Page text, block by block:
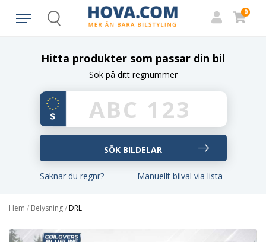
Search
0
Hitta produkter som passar din bil
Sök på ditt regnummer
Saknar du regnr? Manuellt bilval via lista
Hem / Belysning/DRL